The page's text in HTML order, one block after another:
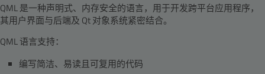
QML 是一种声明式、内存安全的语言，用于开发跨平台应用程序，
其用户界面与后端及 Qt 对象系统紧密结合。
QML 语言支持：
编写简洁、易读且可复用的代码